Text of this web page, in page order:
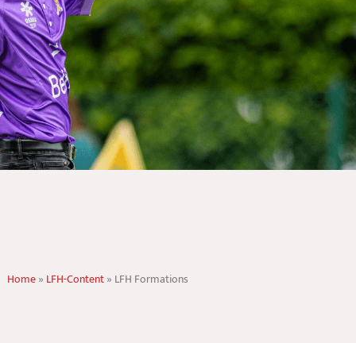
Home» LFH-Content» LFH Formations